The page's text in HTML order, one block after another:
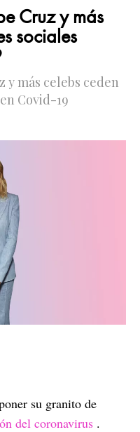
Cruz y más
sociales
y más celebs ceden
Covid-19
su granito de
del coronavirus .